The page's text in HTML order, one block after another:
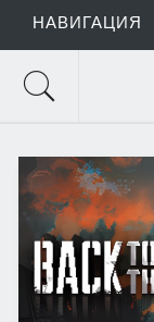
НАВИГАЦИЯ